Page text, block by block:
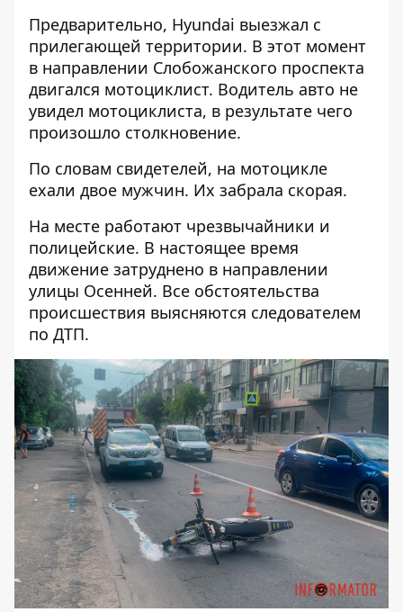
Предварительно, Hyundai выезжал с
прилегающей территории. В этот момент
в направлении Слобожанского проспекта
двигался мотоциклист. Водитель авто не
увидел мотоциклиста, в результате чего
произошло столкновение.
По словам свидетелей, на мотоцикле
ехали двое мужчин. Их забрала скорая.
На месте работают чрезвычайники и
полицейские. В настоящее время
движение затруднено в направлении
улицы Осенней. Все обстоятельства
происшествия выясняются следователем
по ДТП.